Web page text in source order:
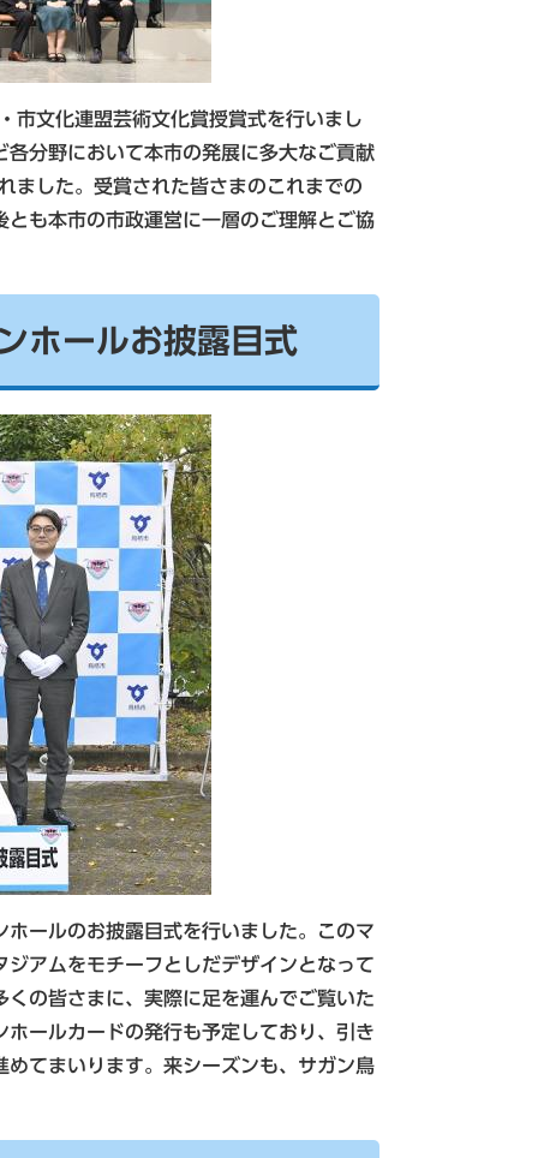
文化連盟芸術文化賞授賞式を行いまし
分野において本市の発展に多大なご貢献
ました。受賞された皆さまのこれまでの
も本市の市政運営に一層のご理解とご協
ホールお披露目式
ールのお披露目式を行いました。このマ
アムをモチーフとしだデザインとなって
の皆さまに、実際に足を運んでご覧いた
ールカードの発行も予定しており、引き
てまいります。来シーズンも、サガン鳥